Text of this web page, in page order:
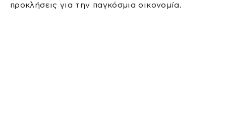
προκλήσεις για την παγκόσμια οικονομία.